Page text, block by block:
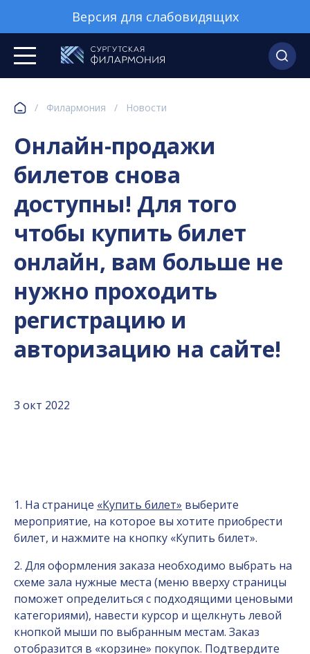
Версия для слабовидящих
/ Филармония / Новости
Онлайн-продажи
билетов снова
доступны! Для того
чтобы купить билет
онлайн, вам больше не
нужно проходить
регистрацию и
авторизацию на сайте!
3 окт 2022
1. На странице «Купить билет» выберите
мероприятие, на которое вы хотите приобрести
билет, и нажмите на кнопку «Купить билет».
2. Для оформления заказа необходимо выбрать на
схеме зала нужные места (меню вверху страницы
поможет определиться с подходящими ценовыми
категориями), навести курсор и щелкнуть левой
кнопкой мыши по выбранным местам. Заказ
отобразится в «корзине» покупок. Подтвердите